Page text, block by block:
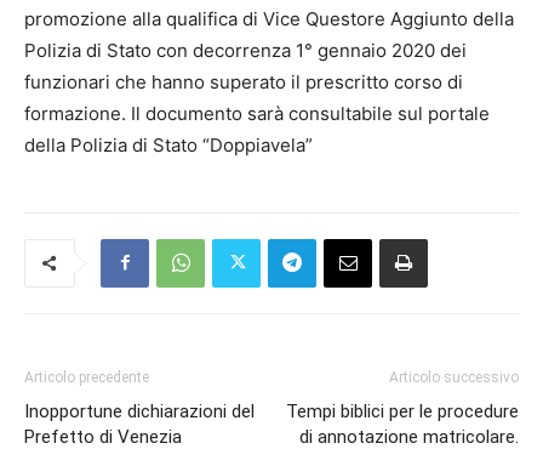
promozione alla qualifica di Vice Questore Aggiunto della
Polizia di Stato con decorrenza 1° gennaio 2020 dei
funzionari che hanno superato il prescritto corso di
formazione. Il documento sarà consultabile sul portale
della Polizia di Stato “Doppiavela”
Articolo precedente
Inopportune dichiarazioni del
Prefetto di Venezia
Articolo successivo
Tempi biblici per le procedure
di annotazione matricolare.